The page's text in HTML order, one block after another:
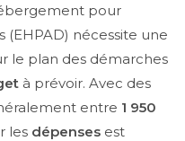
pour
nécessite une
le plan des démarches
à prévoir. Avec des
entre 1 950
les dépenses est